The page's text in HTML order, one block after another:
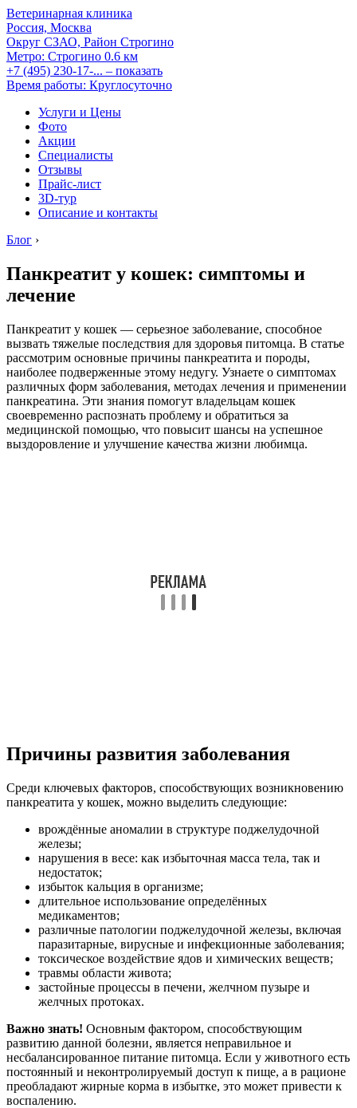
Ветеринарная клиника
Россия, Москва
Округ СЗАО, Район Строгино
Метро: Строгино 0.6 км
+7 (495) 230-17-... – показать
Время работы: Круглосуточно
Услуги и Цены
Фото
Акции
Специалисты
Отзывы
Прайс-лист
3D-тур
Описание и контакты
Блог ›
Панкреатит у кошек: симптомы и
лечение
Панкреатит у кошек — серьезное заболевание, способное
вызвать тяжелые последствия для здоровья питомца. В статье
рассмотрим основные причины панкреатита и породы,
наиболее подверженные этому недугу. Узнаете о симптомах
различных форм заболевания, методах лечения и применении
панкреатина. Эти знания помогут владельцам кошек
своевременно распознать проблему и обратиться за
медицинской помощью, что повысит шансы на успешное
выздоровление и улучшение качества жизни любимца.
Причины развития заболевания
Среди ключевых факторов, способствующих возникновению
панкреатита у кошек, можно выделить следующие:
врождённые аномалии в структуре поджелудочной
железы;
нарушения в весе: как избыточная масса тела, так и
недостаток;
избыток кальция в организме;
длительное использование определённых
медикаментов;
различные патологии поджелудочной железы, включая
паразитарные, вирусные и инфекционные заболевания;
токсическое воздействие ядов и химических веществ;
травмы области живота;
застойные процессы в печени, желчном пузыре и
желчных протоках.
Важно знать! Основным фактором, способствующим
развитию данной болезни, является неправильное и
несбалансированное питание питомца. Если у животного есть
постоянный и неконтролируемый доступ к пище, а в рационе
преобладают жирные корма в избытке, это может привести к
воспалению.